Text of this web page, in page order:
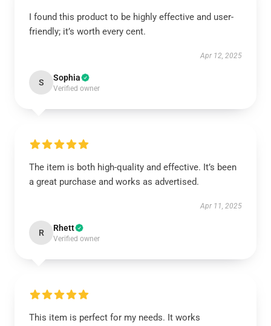
I found this product to be highly effective and user-
friendly; it’s worth every cent.
Apr 12, 2025
S Sophia
Verified owner
The item is both high-quality and effective. It’s been
a great purchase and works as advertised.
Apr 11, 2025
R Rhett
Verified owner
This item is perfect for my needs. It works